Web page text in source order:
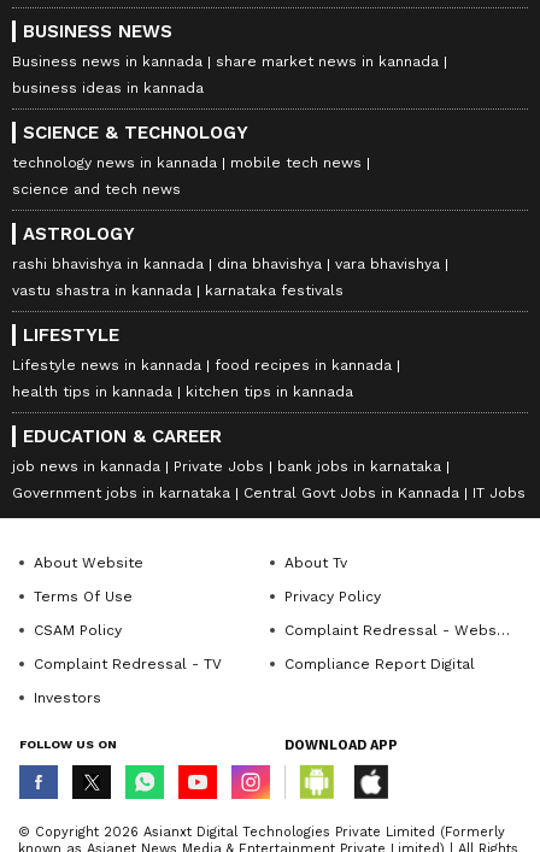
BUSINESS NEWS
Business news in kannada
share market news in kannada
business ideas in kannada
SCIENCE & TECHNOLOGY
technology news in kannada
mobile tech news
science and tech news
ASTROLOGY
rashi bhavishya in kannada dina bhavishya
vara bhavishya
vastu shastra in kannada
karnataka festivals
LIFESTYLE
Lifestyle news in kannada
food recipes in kannada
health tips in kannada
kitchen tips in kannada
EDUCATION & CAREER
job news in kannada Private Jobs
bank jobs in karnataka
Government jobs in karnataka
Central Govt Jobs in Kannada IT Jobs
About Website
About Tv
Terms Of Use
Privacy Policy
CSAM Policy
Complaint Redressal - Website
Complaint Redressal - TV
Compliance Report Digital
Investors
FOLLOW US ON DOWNLOAD APP
© Copyright 2026 Asianxt Digital Technologies Private Limited (Formerly